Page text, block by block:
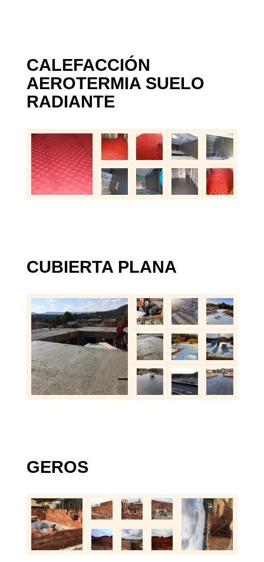
CALEFACCIÓN
AEROTERMIA SUELO
RADIANTE
CUBIERTA PLANA
GEROS